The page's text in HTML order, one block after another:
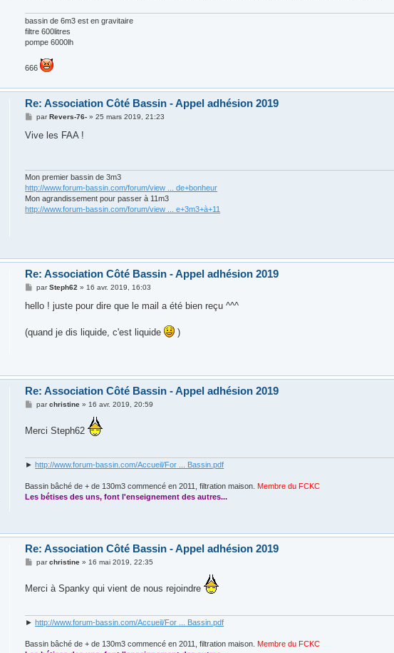
bassin de 6m3 est en gravitaire
filtre 600litres
pompe 6000lh
666
Re: Association Côté Bassin - Appel adhésion 2019
M
s
parRevers-76- »25 mars 2019, 21:23
Vive les FAA !
Mon premier bassin de 3m3
http://www.forum-bassin.com/forum/view ... de+bonheur
Mon agrandissement pour passer à 11m3
http://www.forum-bassin.com/forum/view ... e+3m3+à+11
Re: Association Côté Bassin - Appel adhésion 2019
M
s
g
e
parSteph62 » 16 avr. 2019, 16:03
hello ! juste pour dire que le mail a été bien reçu ^^^
(quand je dis liquide, c'est liquide )
Re: Association Côté Bassin - Appel adhésion 2019
M
s
parchristine » 16 avr. 2019, 20:59
Merci Steph62
►http://www.forum-bassin.com/Accueil/For ... Bassin.pdf
Bassin bâché de + de 130m3 commencé en 2011, filtration maison. Membre du FCKC
Les bétises des uns, font l'enseignement des autres...
Re: Association Côté Bassin - Appel adhésion 2019
M
s
parchristine » 16 mai 2019, 22:35
Merci à Spanky qui vient de nous rejoindre
►http://www.forum-bassin.com/Accueil/For ... Bassin.pdf
Bassin bâché de + de 130m3 commencé en 2011, filtration maison.Membre du FCKC